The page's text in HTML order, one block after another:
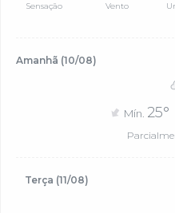
Sensação Vento
Amanhã (10/08)
Mín. 25°
Terça (11/08)